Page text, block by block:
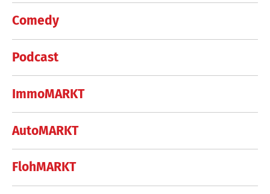
Comedy
Podcast
ImmoMARKT
AutoMARKT
FlohMARKT